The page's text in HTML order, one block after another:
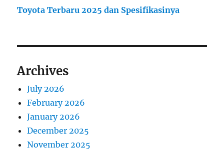
Toyota Terbaru 2025 dan Spesifikasinya
Archives
July 2026
February 2026
January 2026
December 2025
November 2025